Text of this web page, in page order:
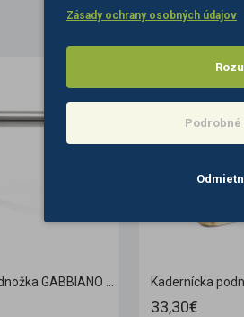
PODOBNÉ PRODUKTY
33,30€
Zásady ochrany osobných údajov